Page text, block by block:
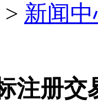
> 新闻
注册交